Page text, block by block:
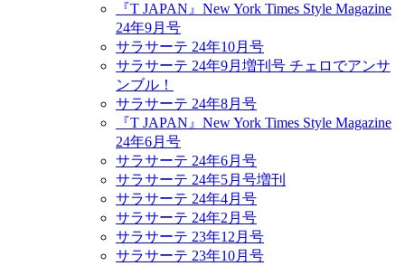
『T JAPAN』New York Times Style Magazine
24年9月号
サラサーテ 24年10月号
サラサーテ 24年9月増刊号 チェロでアンサ
ンブル！
サラサーテ 24年8月号
『T JAPAN』New York Times Style Magazine
24年6月号
サラサーテ 24年6月号
サラサーテ 24年5月号増刊
サラサーテ 24年4月号
サラサーテ 24年2月号
サラサーテ 23年12月号
サラサーテ 23年10月号